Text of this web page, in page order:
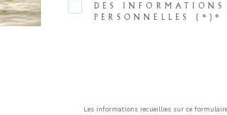
DES
PERSONNELLES (*)*
Les informations recueillies sur ce